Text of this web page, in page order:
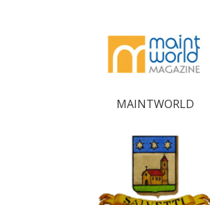
MAINTWORLD